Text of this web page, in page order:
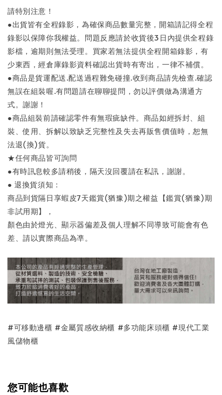
請特別注意！
●出貨皆有全程錄影，為確保商品數量完整，開箱請記得全程
錄影以保障你我權益。問題反應請於收貨後3日內提供全程錄
影檔，逾期則無法受理。買家若無法提供全程開箱錄影，有
少東西，經倉庫錄影資料確認出貨時有寄出，一律不補償。
●商品是貨運配送.配送過程難免碰撞.收到商品請先檢查.確認
無誤在組裝喔.有問題請在聊聊提問，勿以評價做為溝通方
式。謝謝！
●商品組裝前請確認零件有無瑕疵缺件。商品如經拆封、組
裝、使用、拆解以致缺乏完整性及失去再販售價值時，恕無
法退(換)貨。
★任何商品皆可詢問
●有時訊息較多請稍後，隔天沒回覆請在私訊，謝謝。
● 退換貨須知：
商品到貨隔日享蝦皮7天鑑賞(猶豫)期之權益【鑑賞(猶豫)期
非試用期】，
顏色由於燈光、顯示器偏差及個人理解不同導致可能會有色
差、請以實際商品為凖。
#可移動邊櫃 #金屬質感收納櫃 #多功能床頭櫃 #現代工業
風儲物櫃
您可能也喜歡